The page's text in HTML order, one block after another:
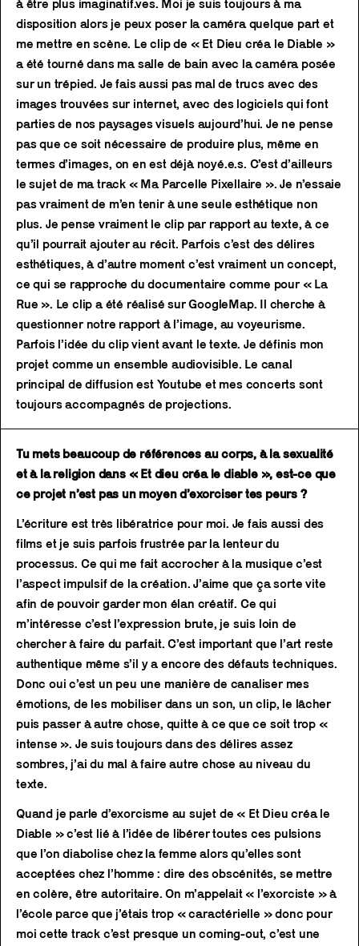
à être plus imaginatif.ves. Moi je suis toujours à ma
disposition alors je peux poser la caméra quelque part et
me mettre en scène. Le clip de « Et Dieu créa le Diable »
a été tourné dans ma salle de bain avec la caméra posée
sur un trépied. Je fais aussi pas mal de trucs avec des
images trouvées sur internet, avec des logiciels qui font
parties de nos paysages visuels aujourd’hui. Je ne pense
pas que ce soit nécessaire de produire plus, même en
termes d’images, on en est déjà noyé.e.s. C’est d’ailleurs
le sujet de ma track « Ma Parcelle Pixellaire ». Je n’essaie
pas vraiment de m’en tenir à une seule esthétique non
plus. Je pense vraiment le clip par rapport au texte, à ce
qu’il pourrait ajouter au récit. Parfois c’est des délires
esthétiques, à d’autre moment c’est vraiment un concept,
ce qui se rapproche du documentaire comme pour « La
Rue ». Le clip a été réalisé sur GoogleMap. Il cherche à
questionner notre rapport à l’image, au voyeurisme.
Parfois l’idée du clip vient avant le texte. Je définis mon
projet comme un ensemble audiovisible. Le canal
principal de diffusion est Youtube et mes concerts sont
toujours accompagnés de projections.
Tu mets beaucoup de références au corps, à la sexualité
et à la religion dans « Et dieu créa le diable », est-ce que
ce projet n’est pas un moyen d’exorciser tes peurs ?
L’écriture est très libératrice pour moi. Je fais aussi des
films et je suis parfois frustrée par la lenteur du
processus. Ce qui me fait accrocher à la musique c’est
l’aspect impulsif de la création. J’aime que ça sorte vite
afin de pouvoir garder mon élan créatif. Ce qui
m’intéresse c’est l’expression brute, je suis loin de
chercher à faire du parfait. C’est important que l’art reste
authentique même s’il y a encore des défauts techniques.
Donc oui c’est un peu une manière de canaliser mes
émotions, de les mobiliser dans un son, un clip, le lâcher
puis passer à autre chose, quitte à ce que ce soit trop «
intense ». Je suis toujours dans des délires assez
sombres, j’ai du mal à faire autre chose au niveau du
texte.
Quand je parle d’exorcisme au sujet de « Et Dieu créa le
Diable » c’est lié à l’idée de libérer toutes ces pulsions
que l’on diabolise chez la femme alors qu’elles sont
acceptées chez l’homme : dire des obscénités, se mettre
en colère, être autoritaire. On m’appelait « l’exorciste » à
l’école parce que j’étais trop « caractérielle » donc pour
moi cette track c’est presque un coming-out, c’est une